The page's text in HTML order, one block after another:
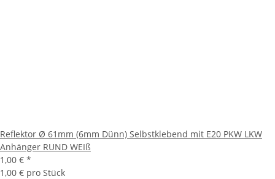
Reflektor Ø 61mm (6mm Dünn) Selbstklebend mit E20 PKW LKW
Anhänger RUND WEIß
1,00 € *
1,00 € pro Stück